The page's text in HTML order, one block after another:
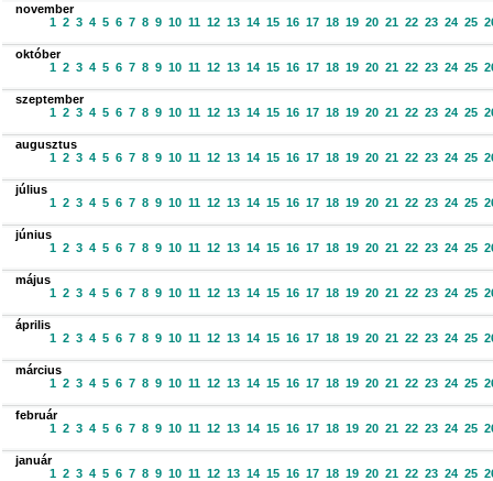
november
1 2 3 4 5 6 7 8 9 10 11 12 13 14 15 16 17 18 19 20 21 22 23 24 25
október
1 2 3 4 5 6 7 8 9 10 11 12 13 14 15 16 17 18 19 20 21 22 23 24 25
szeptember
1 2 3 4 5 6 7 8 9 10 11 12 13 14 15 16 17 18 19 20 21 22 23 24 25
augusztus
1 2 3 4 5 6 7 8 9 10 11 12 13 14 15 16 17 18 19 20 21 22 23 24 25
július
1 2 3 4 5 6 7 8 9 10 11 12 13 14 15 16 17 18 19 20 21 22 23 24 25
június
1 2 3 4 5 6 7 8 9 10 11 12 13 14 15 16 17 18 19 20 21 22 23 24 25
május
1 2 3 4 5 6 7 8 9 10 11 12 13 14 15 16 17 18 19 20 21 22 23 24 25
április
1 2 3 4 5 6 7 8 9 10 11 12 13 14 15 16 17 18 19 20 21 22 23 24 25
március
1 2 3 4 5 6 7 8 9 10 11 12 13 14 15 16 17 18 19 20 21 22 23 24 25
február
1 2 3 4 5 6 7 8 9 10 11 12 13 14 15 16 17 18 19 20 21 22 23 24 25
január
1 2 3 4 5 6 7 8 9 10 11 12 13 14 15 16 17 18 19 20 21 22 23 24 25